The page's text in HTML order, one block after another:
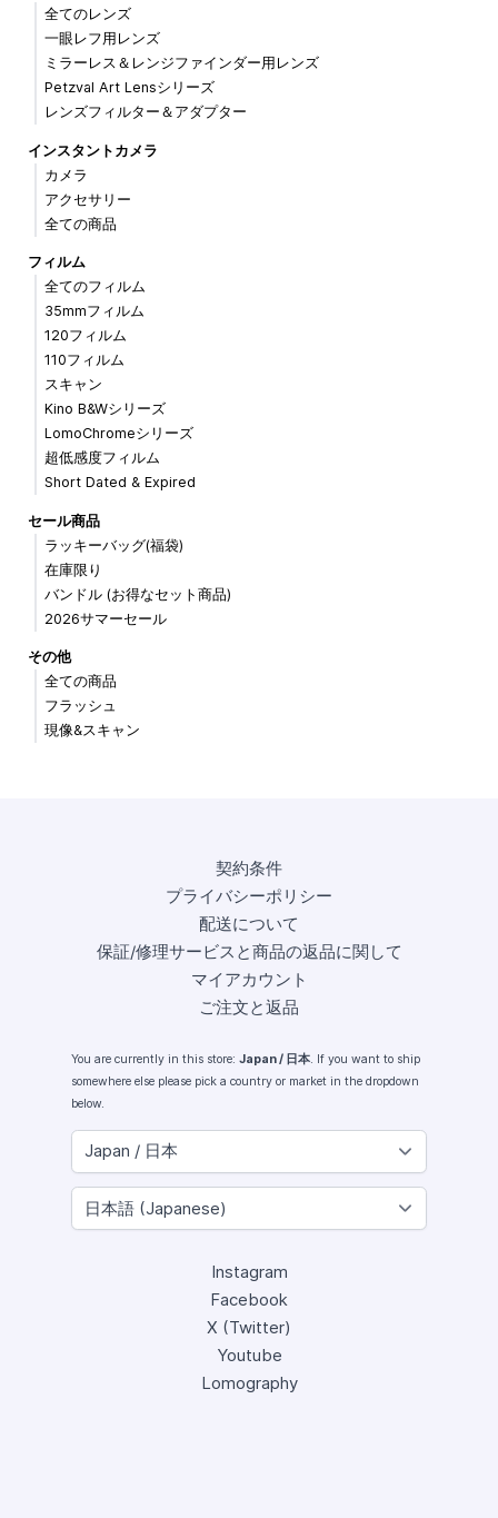
全てのレンズ
一眼レフ用レンズ
ミラーレス＆レンジファインダー用レンズ
Petzval Art Lensシリーズ
レンズフィルター＆アダプター
インスタントカメラ
カメラ
アクセサリー
全ての商品
フィルム
全てのフィルム
35mmフィルム
120フィルム
110フィルム
スキャン
Kino B&Wシリーズ
LomoChromeシリーズ
超低感度フィルム
Short Dated & Expired
セール商品
ラッキーバッグ(福袋)
在庫限り
バンドル (お得なセット商品)
2026サマーセール
その他
全ての商品
フラッシュ
現像&スキャン
契約条件
プライバシーポリシー
配送について
保証/修理サービスと商品の返品に関して
マイアカウント
ご注文と返品
You are currently in this store: Japan / 日本. If you want to ship
somewhere else please pick a country or market in the dropdown
below.
Instagram
Facebook
X (Twitter)
Youtube
Lomography